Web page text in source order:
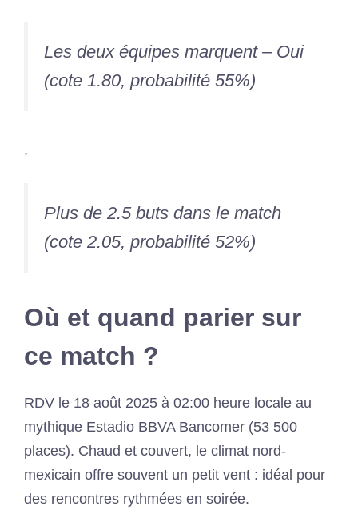
Les deux équipes marquent – Oui
(cote 1.80, probabilité 55%)
,
Plus de 2.5 buts dans le match
(cote 2.05, probabilité 52%)
Où et quand parier sur
ce match ?
RDV le 18 août 2025 à 02:00 heure locale au
mythique Estadio BBVA Bancomer (53 500
places). Chaud et couvert, le climat nord‐
mexicain offre souvent un petit vent : idéal pour
des rencontres rythmées en soirée.